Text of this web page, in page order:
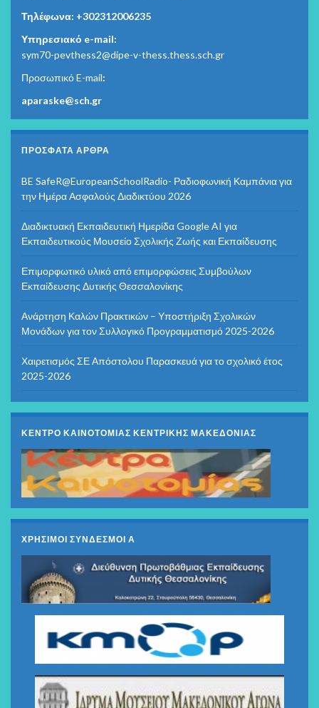
Τηλέφωνα: +302312006235
Υπηρεσιακό e-mail:
sym70-pevthess2@dipe-v-thess.thess.sch.gr
Προσωπικό E-mail:
aparaske@sch.gr
ΠΡΌΣΦΑΤΑ ΆΡΘΡΑ
BE SafeR@EuropeanSchoolRadio- Ραδιοφωνική Καμπάνια για
την Ημέρα Ασφαλούς Διαδικτύου 2026
Διαδικτυακή Εκπαιδευτική Ημερίδα Google AI για
Εκπαιδευτικούς Μουσείο Σχολικής Ζωής και Εκπαίδευσης
Επιμορφωτικό υλικό από επιμορφώσεις Συμβούλων
Εκπαίδευσης Δυτικής Θεσσαλονίκης
Ανάρτηση Καλών Πρακτικών – Υποστήριξη Σχολικών
Μονάδων για τον Συλλογικό Προγραμματισμό 2025-2026
Χαιρετισμός ΣΕ Απόστολου Παρασκευά για το σχολικό έτος
2025-2026
ΚΕΝΤΡΟ ΚΑΙΝΟΤΟΜΙΑΣ ΚΕΝΤΡΙΚΗΣ ΜΑΚΕΔΟΝΙΑΣ
ΧΡΗΣΙΜΟΙ ΣΥΝΔΕΣΜΟΙ Α